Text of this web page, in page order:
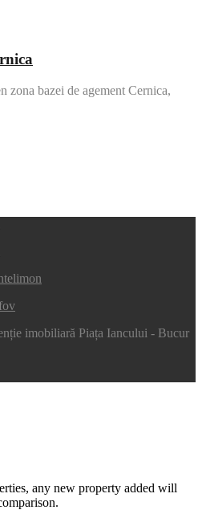
zona bazei de agement Cernica,
imobiliară Piața Iancului - Bucur
any new property added will